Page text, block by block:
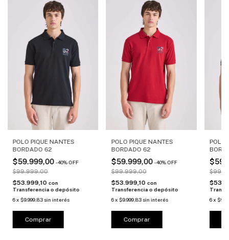
POLO PIQUE NANTES
BORDADO 62
$59.999,00 -40%OFF
$99.999,00
$53.999,10 con
Transferencia o depósito
6x $9.999,83sin interés
Comprar
POLO PIQUE NANTES
BORDADO 62
$59.999,00 -40%OFF
$99.999,00
$53.999,10 con
Transferencia o depósito
6 x $9.999,83 sin interés
Comprar
POLO
6x